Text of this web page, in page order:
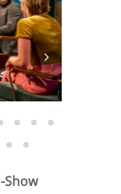
Show